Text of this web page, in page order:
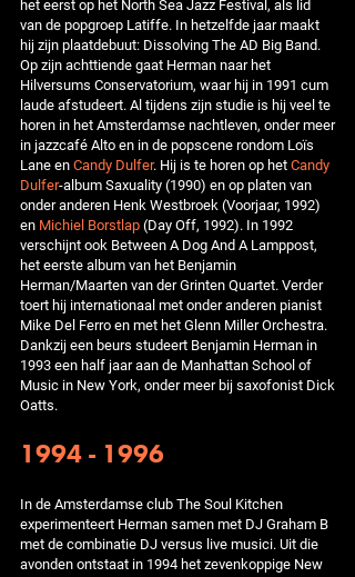
het eerst op het North Sea Jazz Festival, als lid
van de popgroep Latiffe. In hetzelfde jaar maakt
hij zijn plaatdebuut: Dissolving The AD Big Band.
Op zijn achttiende gaat Herman naar het
Hilversums Conservatorium, waar hij in 1991 cum
laude afstudeert. Al tijdens zijn studie is hij veel te
horen in het Amsterdamse nachtleven, onder meer
in jazzcafé Alto en in de popscene rondom Loïs
Lane enCandy Dulfer. Hij is te horen op hetCandy
Dulfer-album Saxuality (1990) en op platen van
onder anderen Henk Westbroek (Voorjaar, 1992)
en Michiel Borstlap(Day Off, 1992). In 1992
verschijnt ook Between A Dog And A Lamppost,
het eerste album van het Benjamin
Herman/Maarten van der Grinten Quartet. Verder
toert hij internationaal met onder anderen pianist
Mike Del Ferro en met het Glenn Miller Orchestra.
Dankzij een beurs studeert Benjamin Herman in
1993 een half jaar aan de Manhattan School of
Music in New York, onder meer bij saxofonist Dick
Oatts.
1994 - 1996
In de Amsterdamse club The Soul Kitchen
experimenteert Herman samen met DJ Graham B
met de combinatie DJ versus live musici. Uit die
avonden ontstaat in 1994 het zevenkoppige New